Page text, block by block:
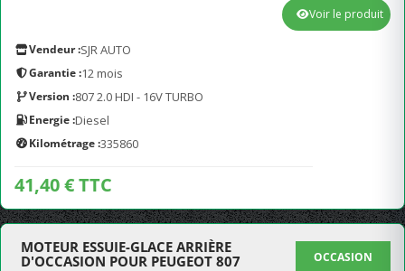
Vendeur :SJR AUTO
Garantie :12 mois
Version :807 2.0 HDI - 16V TURBO
Energie :Diesel
Kilométrage :335860
41,40 € TTC
Voir le produit
MOTEUR ESSUIE-GLACE ARRIÈRE
D'OCCASION POUR PEUGEOT 807
OCCASION